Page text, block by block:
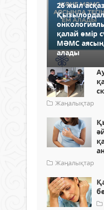
26 жыл
қалай өмір
МӘМС
алады
Жаңалықтар
Жаңалықтар